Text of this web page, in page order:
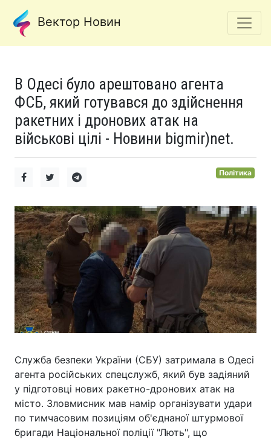
Вектор Новин
В Одесі було арештовано агента
ФСБ, який готувався до здійснення
ракетних і дронових атак на
військові цілі - Новини bigmir)net.
Політика
Служба безпеки України (СБУ) затримала в Одесі
агента російських спецслужб, який був задіяний
у підготовці нових ракетно-дронових атак на
місто. Зловмисник мав намір організувати удари
по тимчасовим позиціям об'єднаної штурмової
бригади Національної поліції "Лють", що